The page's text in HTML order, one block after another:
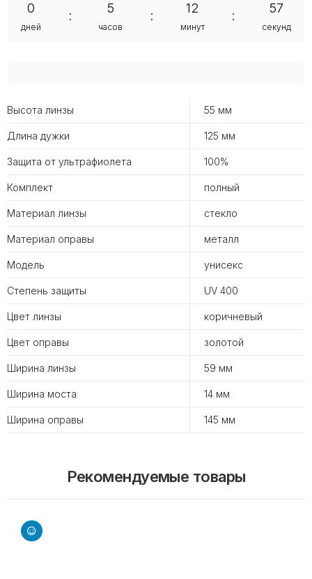
Высота линзы 55 мм
Длина дужки 125 мм
Защита от ультрафиолета 100%
Комплект полный
Материал линзы стекло
Материал оправы металл
Модель унисекс
Степень защиты UV 400
Цвет линзы коричневый
Цвет оправы золотой
Ширина линзы 59 мм
Ширина моста 14 мм
Ширина оправы 145 мм
0
дней
:
5
часов
:
12
минут
:
56
секунд
Рекомендуемые товары